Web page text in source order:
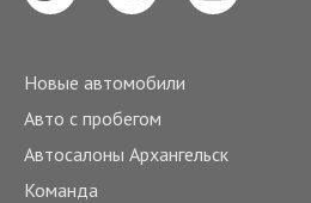
Новые автомобили
Авто с пробегом
Автосалоны Архангельск
Команда